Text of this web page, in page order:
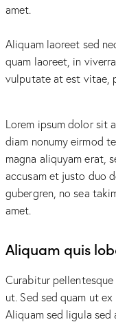
amet.
Aliquam laoreet sed
quam laoreet, in
vulputate at est vitae,
Lorem ipsum dolor sit
diam nonumy eirmod
magna aliquyam erat,
accusam et justo duo
gubergren, no sea
amet.
Aliquam quis
Curabitur
ut. Sed sed quam ut
Aliquam sed ligula